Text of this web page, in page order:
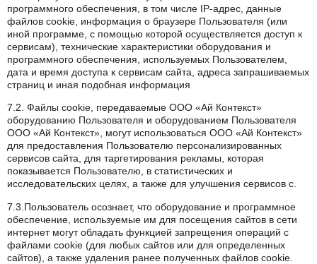
программного обеспечения, в том числе IP-адрес, данные
файлов cookie, информация о браузере Пользователя (или
иной программе, с помощью которой осуществляется доступ к
сервисам), технические характеристики оборудования и
программного обеспечения, используемых Пользователем,
дата и время доступа к сервисам сайта, адреса запрашиваемых
страниц и иная подобная информация
7.2. Файлы cookie, передаваемые ООО «Ай Контекст»
оборудованию Пользователя и оборудованием Пользователя
ООО «Ай Контекст», могут использоваться ООО «Ай Контекст»
для предоставления Пользователю персонализированных
сервисов сайта, для таргетирования рекламы, которая
показывается Пользователю, в статистических и
исследовательских целях, а также для улучшения сервисов с.
7.3.Пользователь осознает, что оборудование и программное
обеспечение, используемые им для посещения сайтов в сети
интернет могут обладать функцией запрещения операций с
файлами cookie (для любых сайтов или для определенных
сайтов), а также удаления ранее полученных файлов cookie.